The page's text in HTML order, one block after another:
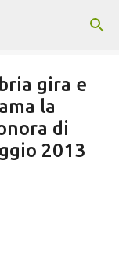
gira e
la
di
2013